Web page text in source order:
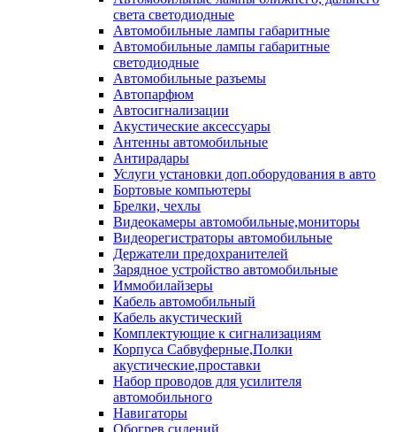
света светодиодные
Автомобильные лампы габаритные
Автомобильные лампы габаритные
светодиодные
Автомобильные разъемы
Автопарфюм
Автосигнализации
Акустические аксессуары
Антенны автомобильные
Антирадары
Услуги установки доп.оборудования в авто
Бортовые компьютеры
Брелки, чехлы
Видеокамеры автомобильные,мониторы
Видеорегистраторы автомобильные
Держатели предохранителей
Зарядное устройство автомобильные
Иммобилайзеры
Кабель автомобильный
Кабель акустический
Комплектующие к сигнализациям
Корпуса Сабвуферные,Полки
акустические,проставки
Набор проводов для усилителя
автомобильного
Навигаторы
Обогрев сидений